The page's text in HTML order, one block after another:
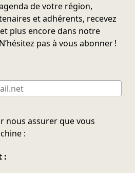
de votre région,
et adhérents, recevez
plus encore dans notre
pas à vous abonner !
nous assurer que vous
:
: